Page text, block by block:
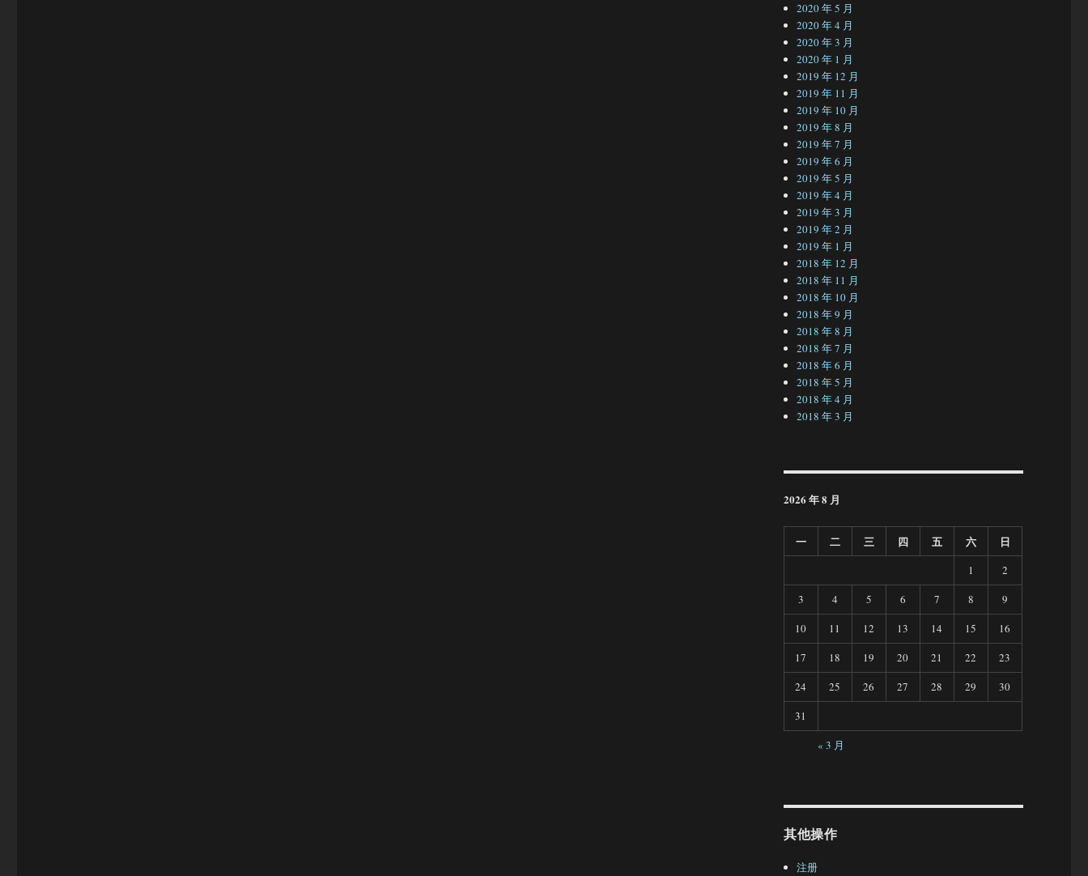
2020 年 5 月
2020 年 4 月
2020 年 3 月
2020 年 1 月
2019 年 12 月
2019 年 11 月
2019 年 10 月
2019 年 8 月
2019 年 7 月
2019 年 6 月
2019 年 5 月
2019 年 4 月
2019 年 3 月
2019 年 2 月
2019 年 1 月
2018 年 12 月
2018 年 11 月
2018 年 10 月
2018 年 9 月
2018 年 8 月
2018 年 7 月
2018 年 6 月
2018 年 5 月
2018 年 4 月
2018 年 3 月
2026 年 8 月
一 二 三 四 五 六 日
1
2
3
4 5 6 7 8
9
10
11 12 13 14 15
16
17
18 19 20 21 22
23
24
25 26 27 28 29
30
31
« 3 月
其他操作
注册